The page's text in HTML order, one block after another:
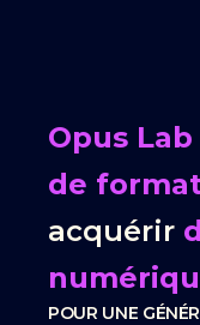
Opus Lab
de
acquérir
POUR UNE